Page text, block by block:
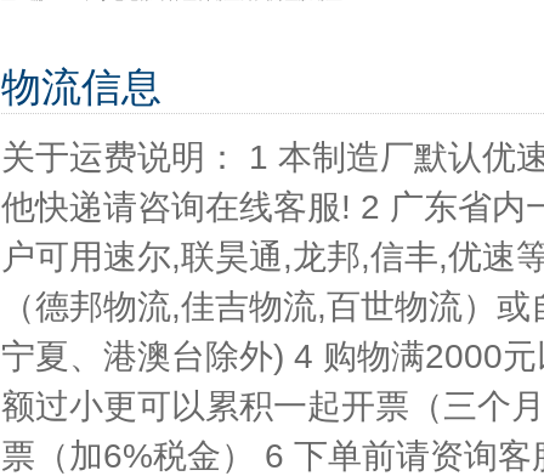
物流信息
关于运费说明： 1 本制造厂默认优
他快递请咨询在线客服! 2 广东省
户可用速尔,联昊通,龙邦,信丰,优速
（德邦物流,佳吉物流,百世物流）
宁夏、港澳台除外) 4 购物满2000
额过小更可以累积一起开票（三个
票（加6%税金） 6 下单前请资询